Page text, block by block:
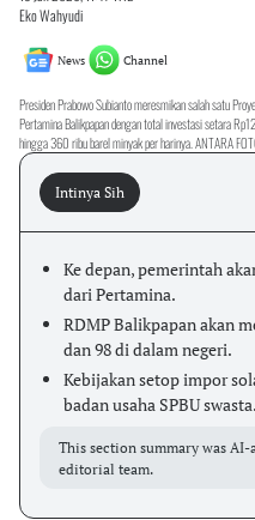
Eko Wahyudi
News Channel
Presiden Prabowo Subianto meresmikan salah satu
Pertamina Balikpapan dengan total investasi setara
hingga 360 ribu barel minyak per harinya. ANTARA
Intinya Sih
Ke depan, pemerintah
dari Pertamina.
RDMP Balikpapan akan
dan 98 di dalam negeri.
Kebijakan setop impor
badan usaha SPBU swasta.
This section summary was
editorial team.